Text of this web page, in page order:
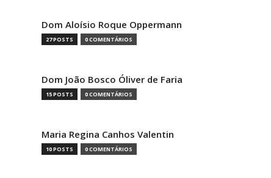
Dom Aloísio Roque Oppermann
27 POSTS 0 COMENTÁRIOS
Dom João Bosco Óliver de Faria
15 POSTS 0 COMENTÁRIOS
Maria Regina Canhos Valentin
10 POSTS 0 COMENTÁRIOS